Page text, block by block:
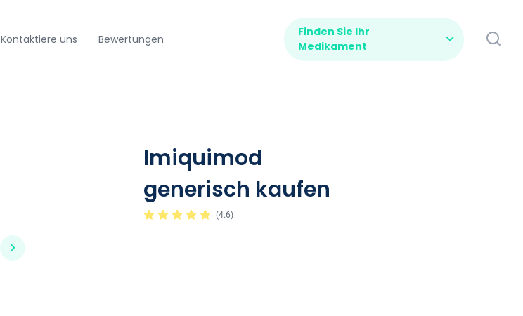
Kontaktiere uns Bewertungen
Finden Sie Ihr
Medikament
Imiquimod
generisch kaufen
(4.6)